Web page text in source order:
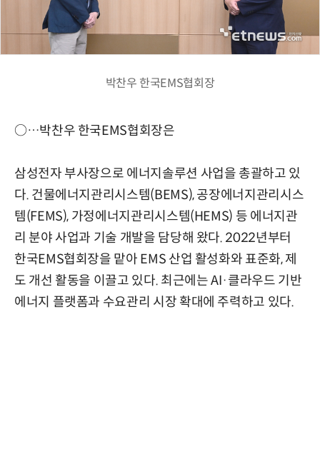
박찬우 한국EMS협회장
○…박찬우 한국EMS협회장은
삼성전자 부사장으로 에너지솔루션 사업을 총괄하고 있
다. 건물에너지관리시스템(BEMS), 공장에너지관리시스
템(FEMS), 가정에너지관리시스템(HEMS) 등 에너지관
리 분야 사업과 기술 개발을 담당해 왔다. 2022년부터
한국EMS협회장을 맡아 EMS 산업 활성화와 표준화, 제
도 개선 활동을 이끌고 있다. 최근에는 AI·클라우드 기반
에너지 플랫폼과 수요관리 시장 확대에 주력하고 있다.